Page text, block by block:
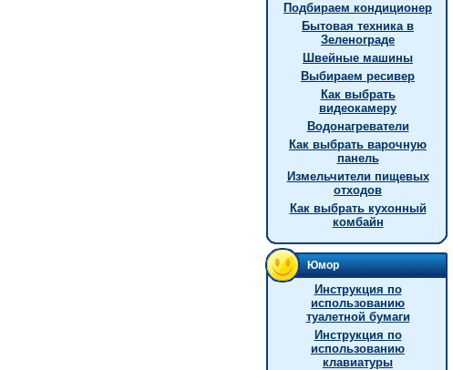
Подбираем кондиционер
Бытовая техника в
Зеленограде
Швейные машины
Выбираем ресивер
Как выбрать
видеокамеру
Водонагреватели
Как выбрать варочную
панель
Измельчители пищевых
отходов
Как выбрать кухонный
комбайн
Юмор
Инструкция по
использованию
туалетной бумаги
Инструкция по
использованию
клавиатуры